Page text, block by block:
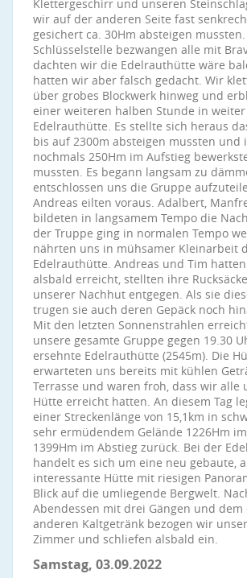
Klettergeschirr und unseren
wir auf der anderen Seite fast
gesichert ca. 30Hm absteigen
Schlüsselstelle bezwangen alle mit
dachten wir die Edelrauthütte wäre
hatten wir aber falsch gedacht. Wir
über grobes Blockwerk hinweg und
einer weiteren halben Stunde in weiter
Edelrauthütte. Es stellte sich heraus
bis auf 2300m absteigen mussten und
nochmals 250Hm im Aufstieg
mussten. Es begann langsam zu
entschlossen uns die Gruppe
Andreas eilten voraus. Adalbert,
bildeten in langsamem Tempo die
der Truppe ging in normalen Tempo
nährten uns in mühsamer Kleinarbeit
Edelrauthütte. Andreas und Tim
alsbald erreicht, stellten ihre
unserer Nachhut entgegen. Als sie
trugen sie auch deren Gepäck noch
Mit den letzten Sonnenstrahlen
unsere gesamte Gruppe gegen 19.30
ersehnte Edelrauthütte (2545m). Die
erwarteten uns bereits mit kühlen
Terrasse und waren froh, dass wir alle
Hütte erreicht hatten. An diesem Tag
einer Streckenlänge von 15,1km in
sehr ermüdendem Gelände 1226Hm
1399Hm im Abstieg zurück. Bei der
handelt es sich um eine neu gebaute,
interessante Hütte mit riesigen
Blick auf die umliegende Bergwelt.
Abendessen mit drei Gängen und dem
anderen Kaltgetränk bezogen wir
Zimmer und schliefen alsbald ein.
Samstag, 03.09.2022